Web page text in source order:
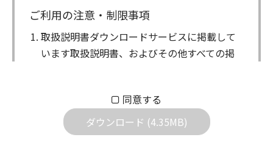
ご利用の注意・制限事項
取扱説明書ダウンロードサービスに掲載して
います取扱説明書、およびその他すべての掲
属します。ダウンロードした取扱説明書は、
個人が本来の目的でご使用されることは可能
ですが、権利者の許諾を得ることなく、以下
同意する
ダウンロード (4.35MB)